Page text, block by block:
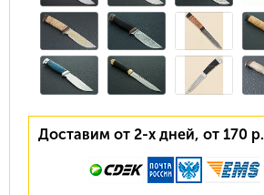
Доставим от 2-х дней, от 170 р.